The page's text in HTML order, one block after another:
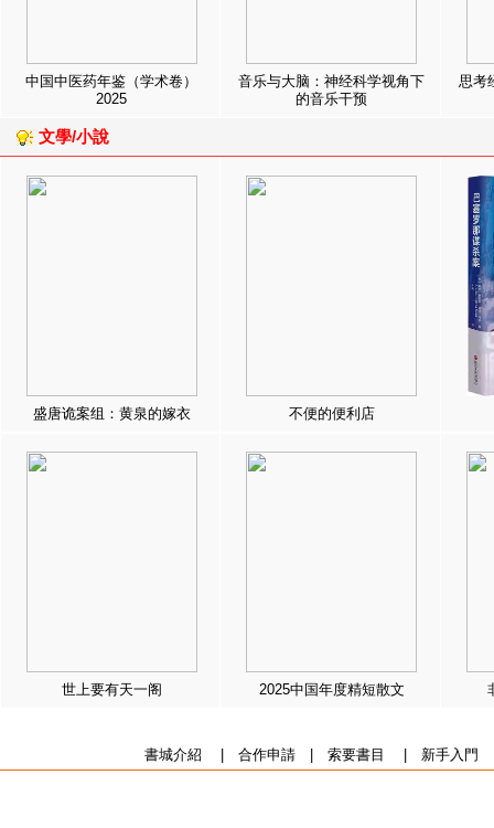
中国中医药年鉴（学术卷）
2025
音乐与大脑：神经科学视角下
的音乐干预
思考
文學/小說
盛唐诡案组：黄泉的嫁衣 不便的便利店
世上要有天一阁 2025中国年度精短散文
書城介紹 合作申請| 索要書目 新手入門